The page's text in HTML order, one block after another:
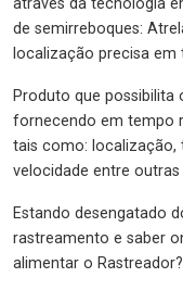
através da tecnologia
de semirreboques:
localização precisa em
Produto que possibilita
fornecendo em tempo
tais como: localização,
velocidade entre
Estando desengatado
rastreamento e saber
alimentar o Rastreador?